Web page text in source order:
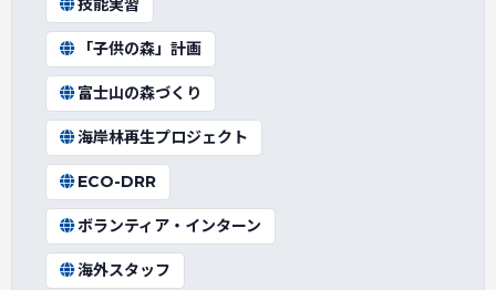
技能実習
「子供の森」計画
富士山の森づくり
海岸林再生プロジェクト
ECO-DRR
ボランティア・インターン
海外スタッフ